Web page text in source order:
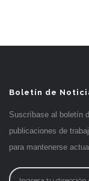
Boletín de
Suscríbase al boletín
publicaciones de
para mantenerse